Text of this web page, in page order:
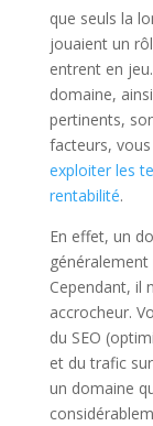
que seuls la
jouaient un
entrent en
domaine,
pertinents,
facteurs,
exploiter les
rentabilité.
En effet, un
généralement
Cependant, il
accrocheur.
du SEO
et du trafic
un domaine